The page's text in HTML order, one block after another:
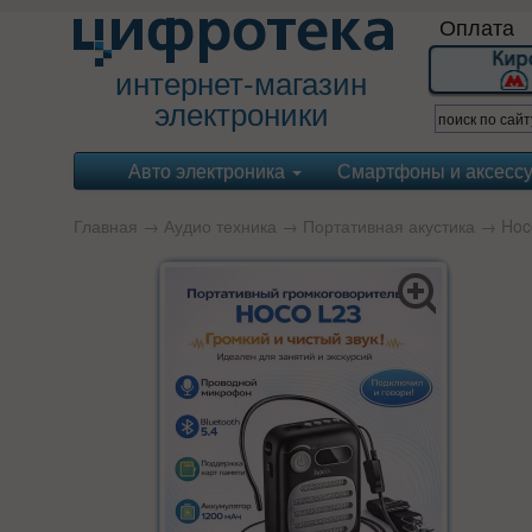
интернет-магазин
электроники
Оплата
Авто электроника Смартфоны и
Главная → Аудио техника → Портативная акустика →